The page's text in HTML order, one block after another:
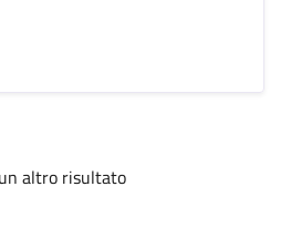
altro risultato